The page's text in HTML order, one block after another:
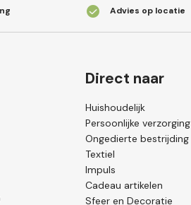
Advies op locatie
Direct naar
Huishoudelijk
Persoonlijke verzorging
Ongedierte bestrijding
Textiel
Impuls
Cadeau artikelen
Sfeer en Decoratie